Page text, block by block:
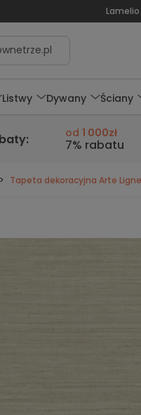
Listwy Dywany Ściany
: od 1 000zł
7% rabatu
Tapeta dekoracyjna Arte